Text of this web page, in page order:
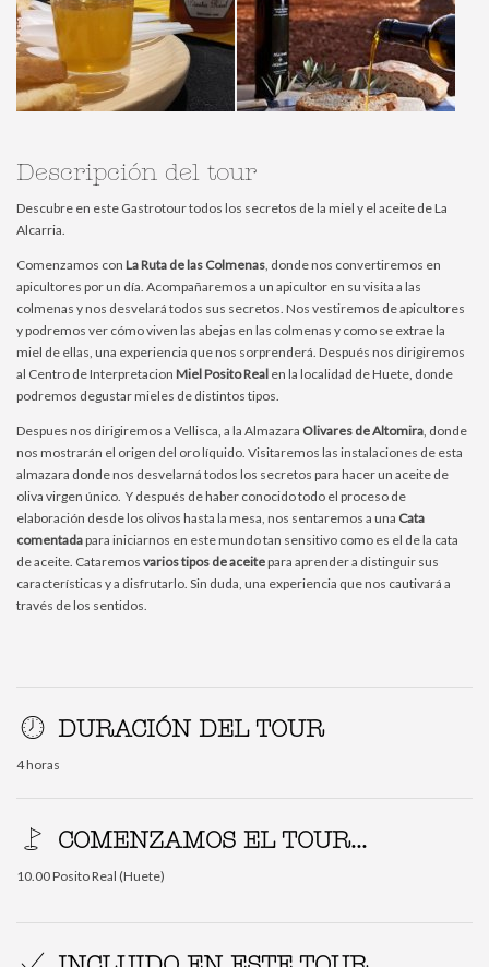
Descripción del tour
Descubre en este Gastrotour todos los secretos de la miel y el aceite de La
Alcarria.
Comenzamos con La Ruta de las Colmenas, donde nos convertiremos en
apicultores por un día. Acompañaremos a un apicultor en su visita a las
colmenas y nos desvelará todos sus secretos. Nos vestiremos de apicultores
y podremos ver cómo viven las abejas en las colmenas y como se extrae la
miel de ellas, una experiencia que nos sorprenderá. Después nos dirigiremos
al Centro de Interpretacion Miel Posito Real en la localidad de Huete, donde
podremos degustar mieles de distintos tipos.
Despues nos dirigiremos a Vellisca, a la Almazara Olivares de Altomira, donde
nos mostrarán el origen del oro líquido. Visitaremos las instalaciones de esta
almazara donde nos desvelarná todos los secretos para hacer un aceite de
oliva virgen único. Y después de haber conocido todo el proceso de
elaboración desde los olivos hasta la mesa, nos sentaremos a una Cata
comentadapara iniciarnos en este mundo tan sensitivo como es el de la cata
de aceite. Cataremos varios tipos de aceitepara aprender a distinguir sus
características y a disfrutarlo. Sin duda, una experiencia que nos cautivará a
través de los sentidos.
DURACIÓN DEL TOUR
4 horas
COMENZAMOS EL TOUR...
10.00 Posito Real (Huete)